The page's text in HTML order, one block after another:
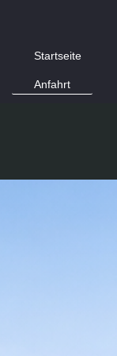
Startseite
Anfahrt